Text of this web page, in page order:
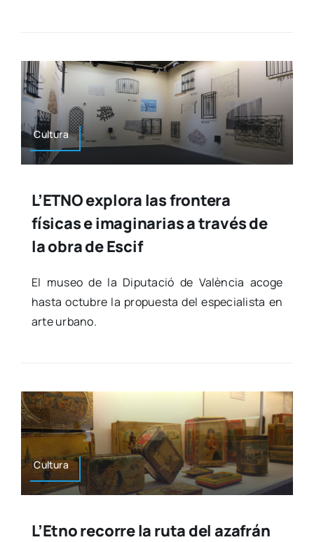
Cul­tu­ra
L’ETNO explora las frontera
físicas e imaginarias a través de
la obra de Escif
El museo de la Dipu­tació de Valèn­cia aco­ge
has­ta octu­bre la pro­pues­ta del espe­cia­lis­ta en
arte urbano.
Cul­tu­ra
L’Etno recorre la ruta del azafrán